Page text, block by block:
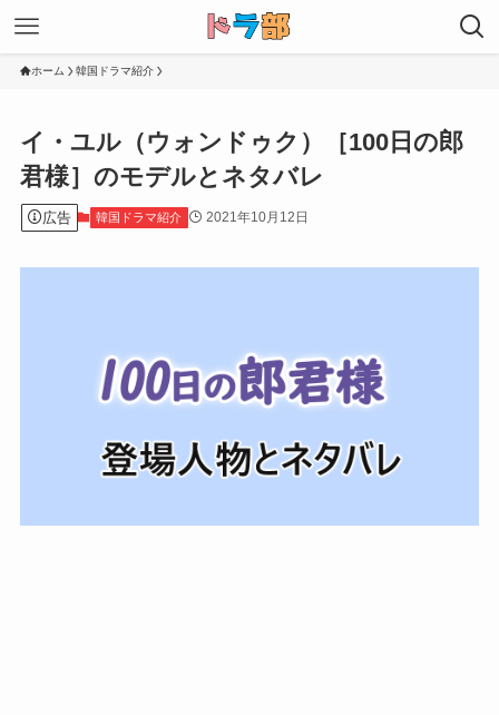
ホーム 韓国ドラマ紹介
イ・ユル（ウォンドゥク）［100日の郎
君様］のモデルとネタバレ
広告 韓国ドラマ紹介 2021年10月12日